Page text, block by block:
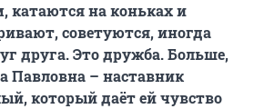
катаются на коньках и
советуются, иногда
друга. Это дружба. Больше,
Павловна – наставник
который даёт ей чувство